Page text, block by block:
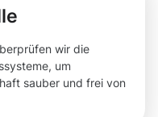
wir die
um
sauber und frei von